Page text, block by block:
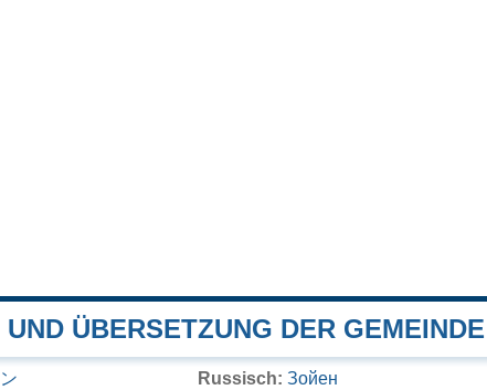
ÜBERSETZUNG DER
Russisch: Зойен